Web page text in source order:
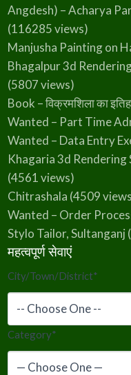
Angdesh) – Acharya
(116285 views)
Manjusha Painting on
Bhagalpur 3d
(5807 views)
Book – विक्रमशिला का
Wanted – Part Time
Wanted – Data Entry
Khagaria 3d
(4561 views)
Chitrashala (4509
Wanted – Order
Stylo Tailor, Sultanganj
महत्वपूर्ण सेवाएं
City/Town/District*
Category*